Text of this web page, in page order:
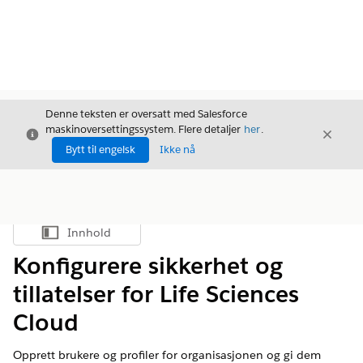
Avslutt
Denne teksten er oversatt med Salesforce
maskinoversettingssystem. Flere detaljer her.
Bytt til engelsk
Ikke nå
Avslutt
Vis innholdsfortegnelse
Innhold
Konfigurere sikkerhet og
tillatelser for Life Sciences
Cloud
Opprett brukere og profiler for organisasjonen og gi dem